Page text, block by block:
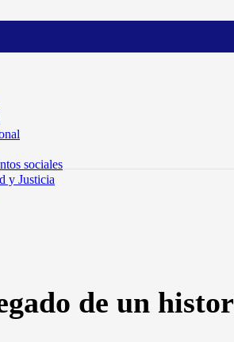
sociales
y Justicia
de un